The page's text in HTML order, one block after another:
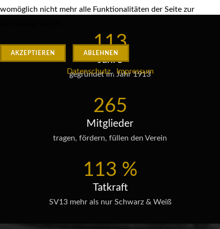
113
Jahre
gegründet im Jahr 1913
265
Mitglieder
tragen, fördern, füllen den Verein
113 %
Tatkraft
SV13 mehr als nur Schwarz & Weiß
womöglich nicht mehr alle Funktionalitäten der Seite zur
AKZEPTIEREN ABLEHNEN
Datenschutz| Impressum